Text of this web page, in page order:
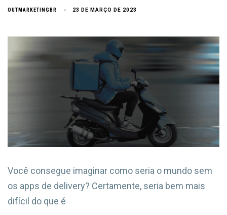
OUTMARKETINGBR 23 DE MARÇO DE 2023
Você consegue imaginar como seria o mundo sem
os apps de delivery? Certamente, seria bem mais
difícil do que é